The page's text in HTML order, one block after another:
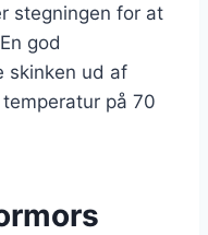
stegningen for at
god
skinken ud af
på 70